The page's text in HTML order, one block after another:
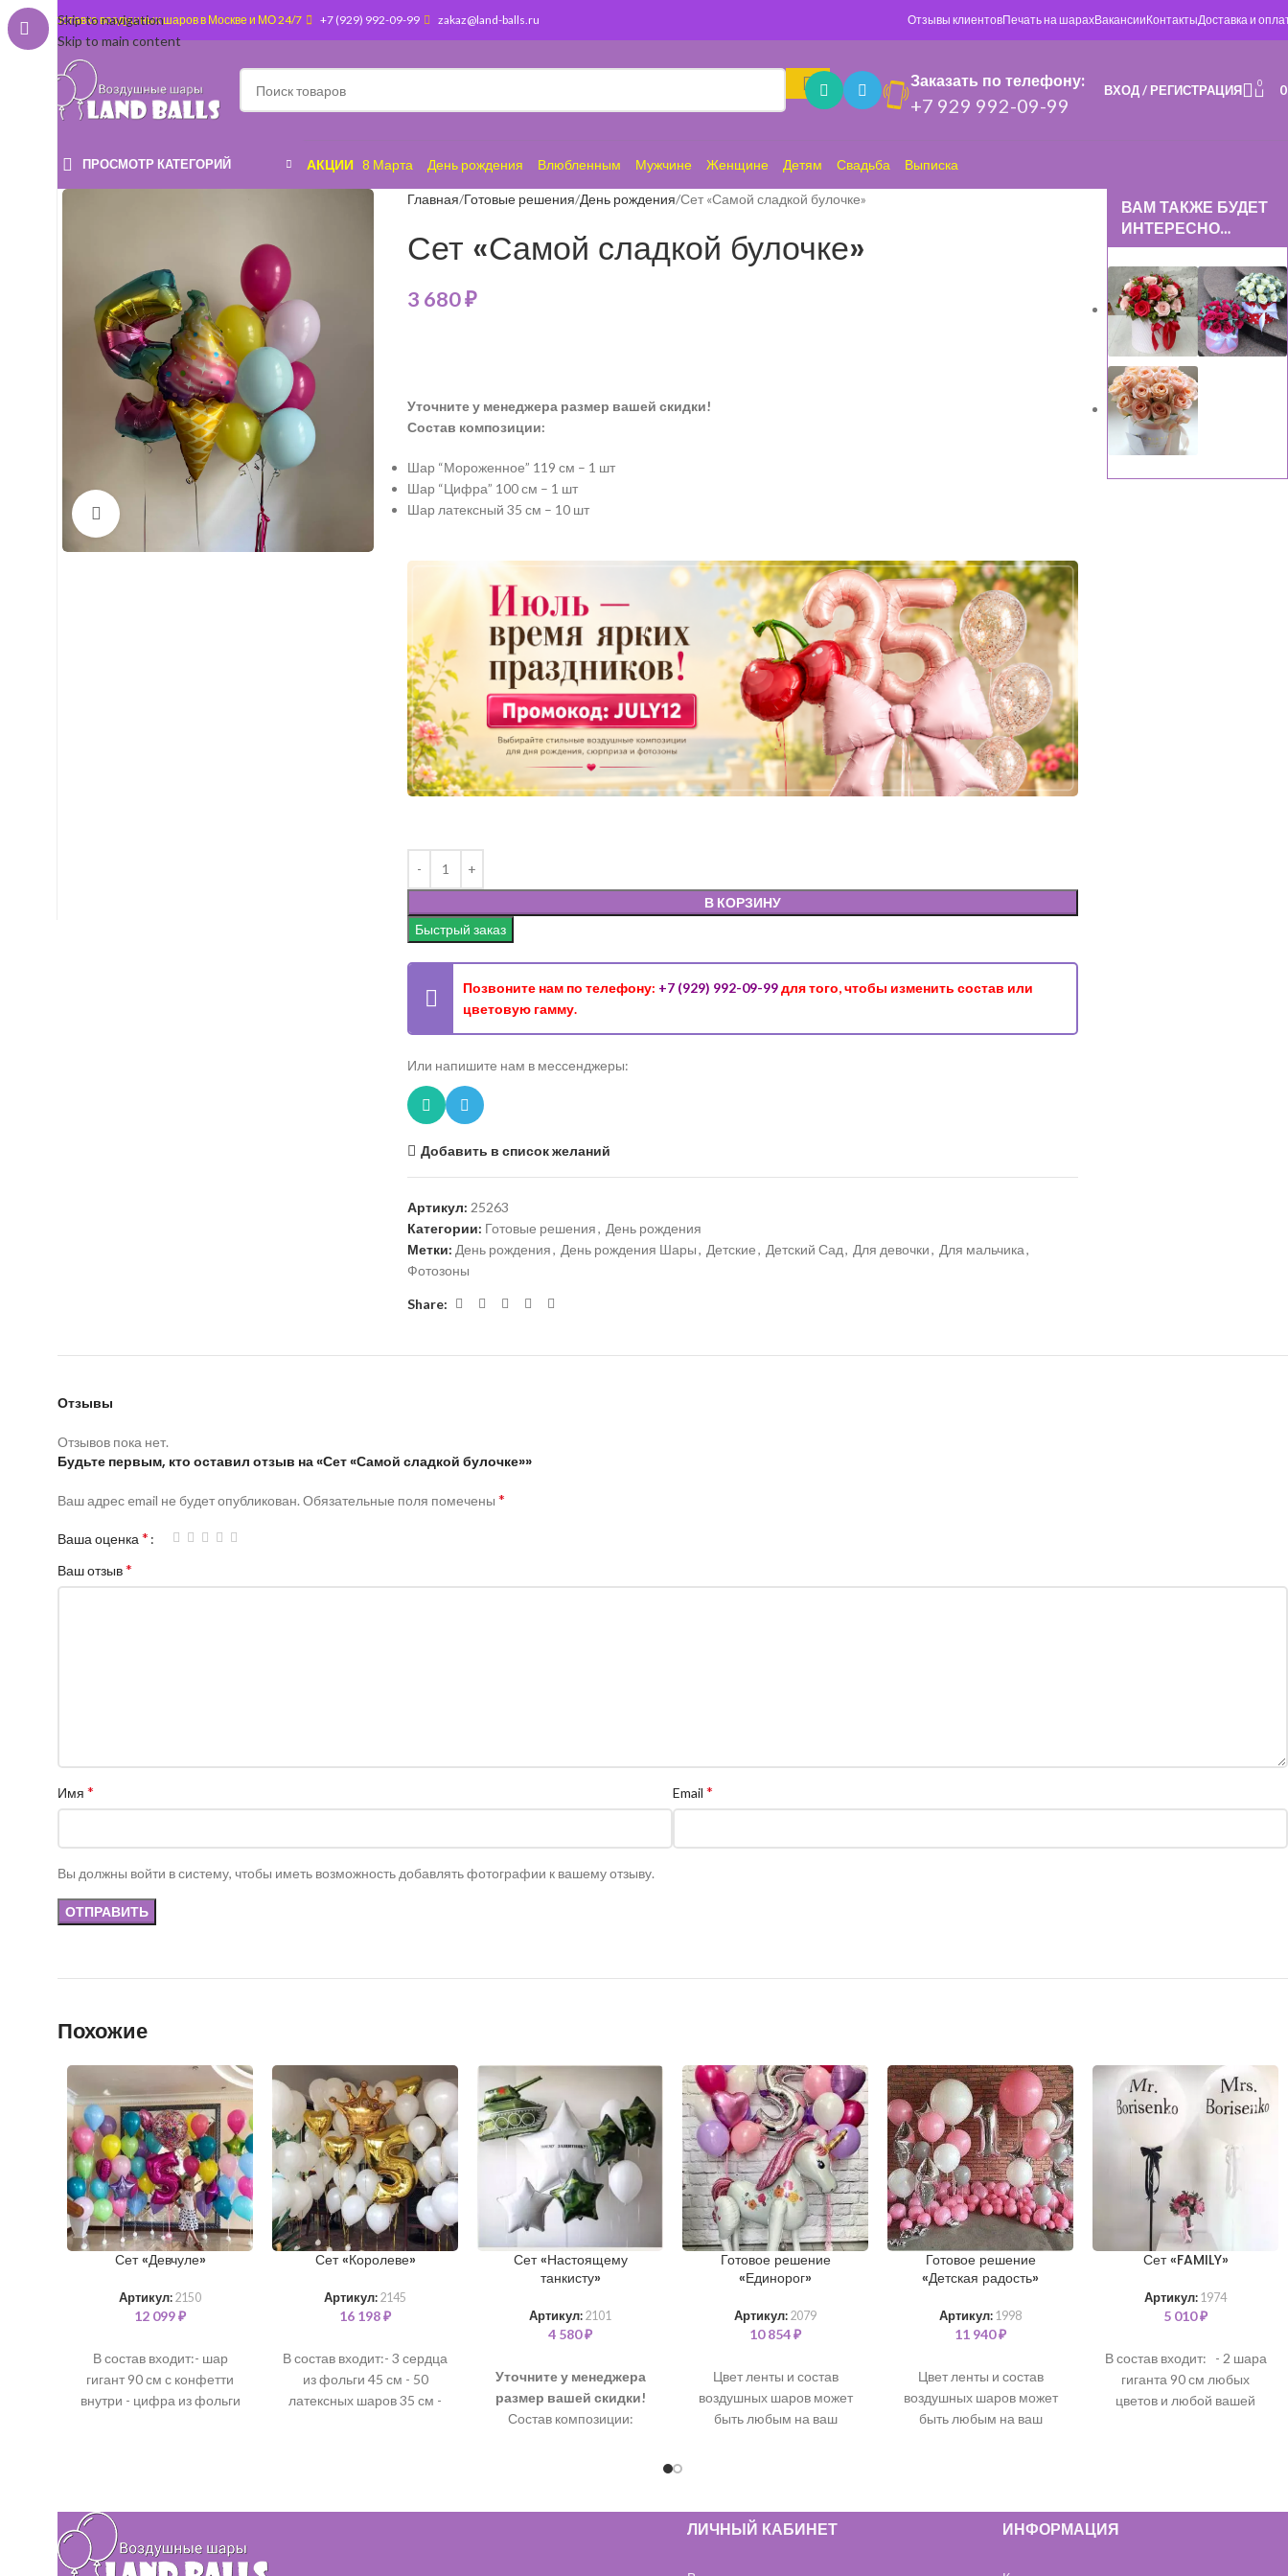
Skip to navigation
Skip to main content
Доставка воздушных шаров в Москве и МО 24/7 +7 (929) 992-09-99 zakaz@land-balls.ru Отзывы клиентовПечать на шарахВакансииКонтактыДоставка и
Заказать по телефону:
+7 929 992-09-99
ВХОД / РЕГИСТРАЦИЯ 0
ПРОСМОТР КАТЕГОРИЙ АКЦИИ 8 Марта День рождения Влюбленным Мужчине Женщине Детям Свадьба Выписка
Нажмите, чтобы увеличить
Главная Готовые решения День рождения Сет «Самой сладкой булочке»
Сет «Самой сладкой булочке»
3 680₽
Уточните у менеджера размер вашей скидки!
Состав композиции:
Шар “Мороженное” 119 см – 1 шт
Шар “Цифра” 100 см – 1 шт
Шар латексный 35 см – 10 шт
В КОРЗИНУ
Быстрый заказ
Позвоните нам по телефону: +7 (929) 992-09-99для того, чтобы изменить состав или
цветовую гамму.
Или напишите нам в мессенджеры:
Добавить в список желаний
Артикул: 25263
Категории: Готовые решения, День рождения
Метки: День рождения, День рождения Шары, Детские, Детский Сад, Для девочки, Для мальчика,
Фотозоны
Share:
ВАМ ТАКЖЕ БУДЕТ
ИНТЕРЕСНО…
Отзывы
Отзывов пока нет.
Будьте первым, кто оставил отзыв на «Сет «Самой сладкой булочке»»
Ваш адрес email не будет опубликован. Обязательные поля помечены *
Ваша оценка *
Ваш отзыв*
Имя * Email *
Вы должны войти в систему, чтобы иметь возможность добавлять фотографии к вашему отзыву.
Похожие
Сет «Девчуле»
Артикул: 2150
12 099₽
В состав входит:- шар
гигант 90 см с конфетти
внутри - цифра из фольги
Сет «Королеве»
Артикул: 2145
16 198₽
В состав входит:- 3 сердца
из фольги 45 см - 50
латексных шаров 35 см -
Сет «Настоящему
танкисту»
Артикул: 2101
4 580₽
Уточните у менеджера
размер вашей скидки!
Состав композиции:
Готовое решение
«Единорог»
Артикул: 2079
10 854₽
Цвет ленты и состав
воздушных шаров может
быть любым на ваш
В состав входит:
Готовое решение
«Детская радость»
Артикул: 1998
11 940₽
Цвет ленты и состав
воздушных шаров может
быть любым на ваш
состав входит:
Сет «FAMILY»
Артикул: 1974
5 010₽
В состав входит: - 2 шара
гиганта 90 см любых
цветов и любой вашей
ЛИЧНЫЙ КАБИНЕТ ИНФОРМАЦИЯ